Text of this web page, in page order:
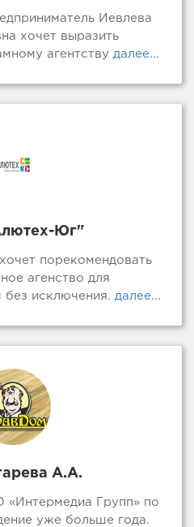
Иевлева
хочет выразить
агентству далее...
Юг"
порекомендовать
агенство для
без исключения. далее...
А.А.
Групп» по
уже больше года.